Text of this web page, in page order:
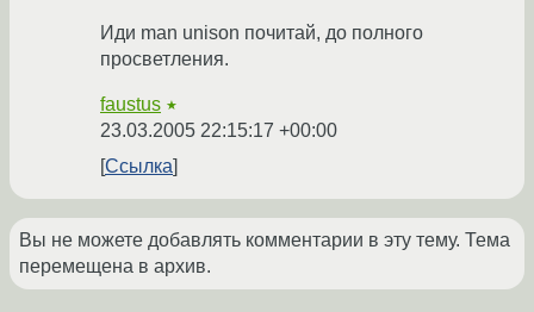
Иди man unison почитай, до полного
просветления.
faustus ★
23.03.2005 22:15:17 +00:00
Ссылка
Вы не можете добавлять комментарии в эту тему. Тема
перемещена в архив.